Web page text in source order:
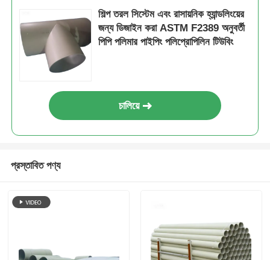
শিল্প তরল সিস্টেম এবং রাসায়নিক হ্যান্ডলিংয়ের
জন্য ডিজাইন করা ASTM F2389 অনুবর্তী
পিপি পলিমার পাইপিং পলিপ্রোপিলিন টিউবিং
চালিয়ে
প্রস্তাবিত পণ্য